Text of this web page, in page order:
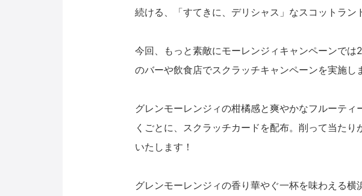
続ける、「すてきに、デリシャス」なスコットラン
今回、もっと素敵にモーレンジィキャンペーンで
のバーや飲食店でスクラッチキャンペーンを実施し
グレンモーレンジィの柑橘感と爽やかなフルーテ
くごとに、スクラッチカードを配布。削って当た
いたします！
グレンモーレンジィの香り華やぐ一杯を味わえる